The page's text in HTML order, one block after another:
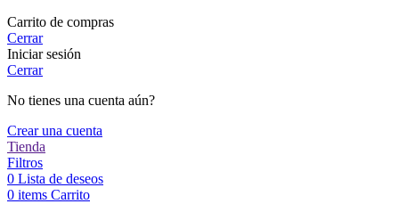
Carrito de compras
Cerrar
Iniciar sesión
Cerrar
No tienes una cuenta aún?
Crear una cuenta
Tienda
Filtros
0 Lista de deseos
0 items Carrito